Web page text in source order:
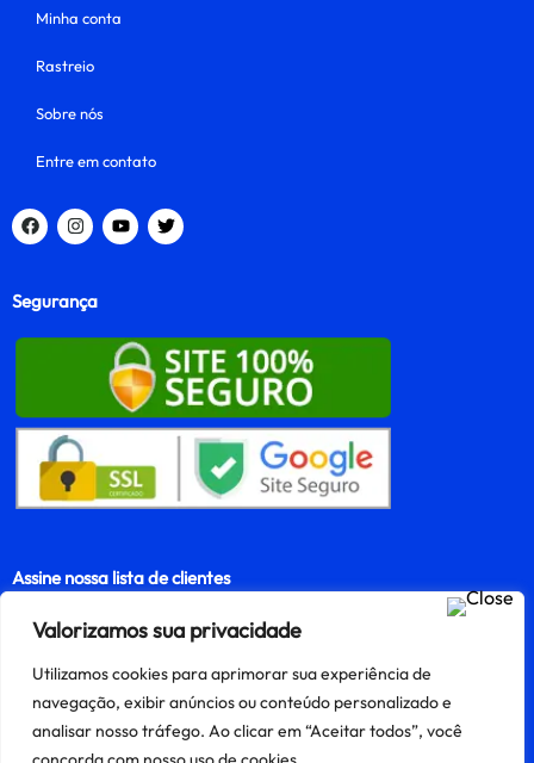
Valorizamos sua privacidade
Utilizamos cookies para aprimorar sua experiência de
navegação, exibir anúncios ou conteúdo personalizado e
analisar nosso tráfego. Ao clicar em “Aceitar todos”, você
Minha conta
Rastreio
Sobre nós
Entre em contato
Segurança
Assine nossa lista de clientes
Assinar